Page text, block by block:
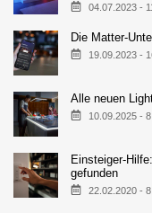
04.07.2023 -
Die Matter-
19.09.2023 -
Alle neuen
10.09.2025 -
Einsteiger-
gefunden
22.02.2020 -